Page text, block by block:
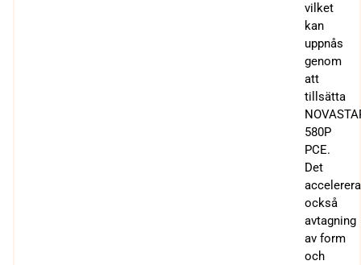
vilket
kan
uppnås
genom
att
tillsätta
580P
PCE.
Det
också
avtagning
av form
och